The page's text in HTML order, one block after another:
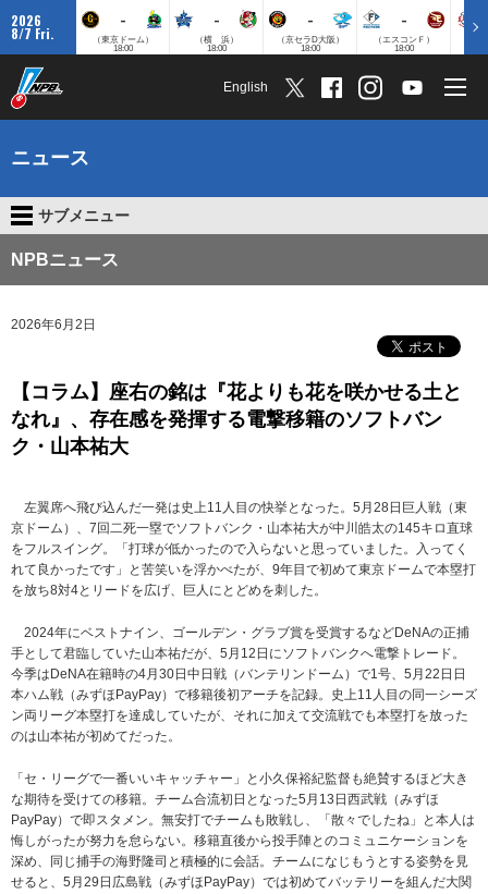
2026
8/7 Fri.
-
（東京ドーム）
18:00
-
（横 浜）
18:00
-
（京セラD大阪）
18:00
-
（エスコンＦ）
18:00
English
ニュース
サブメニュー
NPBニュース
2026年6月2日
【コラム】座右の銘は『花よりも花を咲かせる土と
なれ』、存在感を発揮する電撃移籍のソフトバン
ク・山本祐大
左翼席へ飛び込んだ一発は史上11人目の快挙となった。5月28日巨人戦（東
京ドーム）、7回二死一塁でソフトバンク・山本祐大が中川皓太の145キロ直球
をフルスイング。「打球が低かったので入らないと思っていました。入ってく
れて良かったです」と苦笑いを浮かべたが、9年目で初めて東京ドームで本塁打
を放ち8対4とリードを広げ、巨人にとどめを刺した。
2024年にベストナイン、ゴールデン・グラブ賞を受賞するなどDeNAの正捕
手として君臨していた山本祐だが、5月12日にソフトバンクへ電撃トレード。
今季はDeNA在籍時の4月30日中日戦（バンテリンドーム）で1号、5月22日日
本ハム戦（みずほPayPay）で移籍後初アーチを記録。史上11人目の同一シーズ
ン両リーグ本塁打を達成していたが、それに加えて交流戦でも本塁打を放った
のは山本祐が初めてだった。
「セ・リーグで一番いいキャッチャー」と小久保裕紀監督も絶賛するほど大き
な期待を受けての移籍。チーム合流初日となった5月13日西武戦（みずほ
PayPay）で即スタメン。無安打でチームも敗戦し、「散々でしたね」と本人は
悔しがったが努力を怠らない。移籍直後から投手陣とのコミュニケーションを
深め、同じ捕手の海野隆司と積極的に会話。チームになじもうとする姿勢を見
せると、5月29日広島戦（みずほPayPay）では初めてバッテリーを組んだ大関